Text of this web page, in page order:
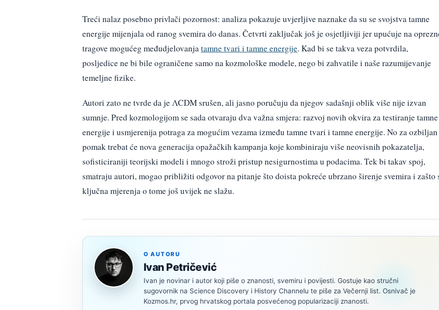
Treći nalaz posebno privlači pozornost: analiza pokazuje uvjerljive naznake da su se svojstva tamne
energije mijenjala od ranog svemira do danas. Četvrti zaključak još je osjetljiviji jer upućuje na
tragove mogućeg međudjelovanjatamne tvari i tamne energije. Kad bi se takva veza potvrdila,
posljedice ne bi bile ograničene samo na kozmološke modele, nego bi zahvatile i naše razumijevanje
temeljne fizike.
Autori zato ne tvrde da je ΛCDM srušen, ali jasno poručuju da njegov sadašnji oblik više nije izvan
sumnje. Pred kozmologijom se sada otvaraju dva važna smjera: razvoj novih okvira za testiranje tamne
energije i usmjerenija potraga za mogućim vezama između tamne tvari i tamne energije. No za ozbiljan
pomak trebat će nova generacija opažačkih kampanja koje kombiniraju više neovisnih pokazatelja,
sofisticiraniji teorijski modeli i mnogo stroži pristup nesigurnostima u podacima. Tek bi takav spoj,
smatraju autori, mogao približiti odgovor na pitanje što doista pokreće ubrzano širenje svemira i zašto
ključna mjerenja o tome još uvijek ne slažu.
O AUTORU
Ivan Petričević
Ivan je novinar i autor koji piše o znanosti, svemiru i povijesti. Gostuje kao stručni
sugovornik na Science Discovery i History Channelu te piše za Večernji list. Osnivač je
Kozmos.hr, prvog hrvatskog portala posvećenog popularizaciji znanosti.